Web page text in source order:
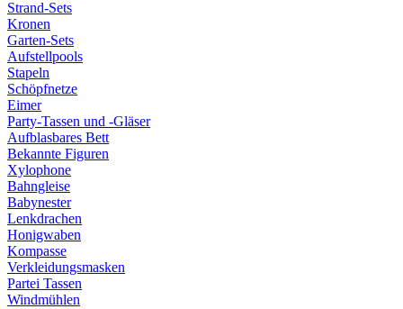
Strand-Sets
Kronen
Garten-Sets
Aufstellpools
Stapeln
Schöpfnetze
Eimer
Party-Tassen und -Gläser
Aufblasbares Bett
Bekannte Figuren
Xylophone
Bahngleise
Babynester
Lenkdrachen
Honigwaben
Kompasse
Verkleidungsmasken
Partei Tassen
Windmühlen